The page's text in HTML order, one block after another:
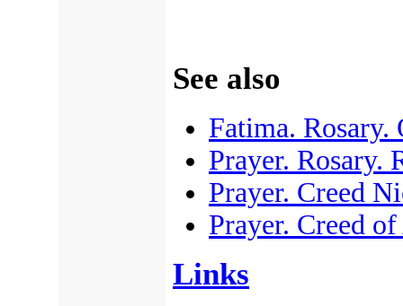
See also
Fatima.
Prayer. Rosary.
Prayer. Creed
Prayer. Creed
Links